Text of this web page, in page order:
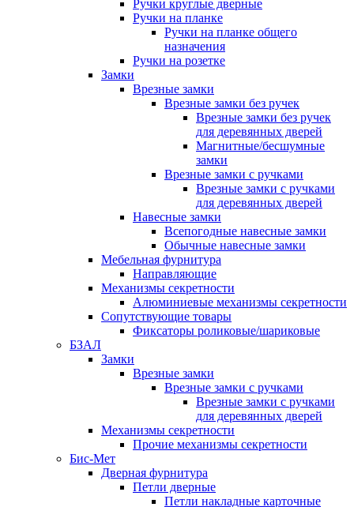
Ручки круглые дверные
Ручки на планке
Ручки на планке общего
назначения
Ручки на розетке
Замки
Врезные замки
Врезные замки без ручек
Врезные замки без ручек
для деревянных дверей
Магнитные/бесшумные
замки
Врезные замки с ручками
Врезные замки с ручками
для деревянных дверей
Навесные замки
Всепогодные навесные замки
Обычные навесные замки
Мебельная фурнитура
Направляющие
Механизмы секретности
Алюминиевые механизмы секретности
Сопутствующие товары
Фиксаторы роликовые/шариковые
БЗАЛ
Замки
Врезные замки
Врезные замки с ручками
Врезные замки с ручками
для деревянных дверей
Механизмы секретности
Прочие механизмы секретности
Бис-Мет
Дверная фурнитура
Петли дверные
Петли накладные карточные